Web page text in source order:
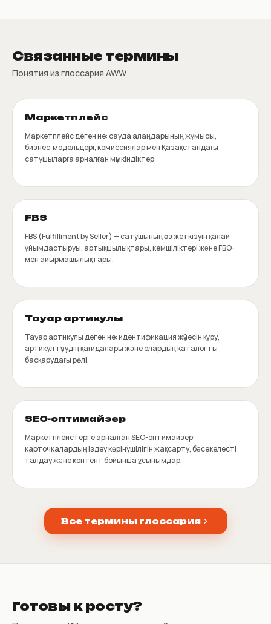
Связанные термины
Понятия из глоссария AWW
Маркетплейс
Маркетплейс деген не: сауда алаңдарының жұмысы,
бизнес‑модельдері, комиссиялар мен Қазақстандағы
сатушыларға арналған мүмкіндіктер.
FBS
FBS (Fulfillment by Seller) — сатушының өз жеткізуін қалай
ұйымдастыруы, артықшылықтары, кемшіліктері және FBO-
мен айырмашылықтары.
Тауар артикулы
Тауар артикулы деген не: идентификация жүйесін құру,
артикул түзудің қағидалары және олардың каталогты
басқарудағы рөлі.
SEO-оптимайзер
Маркетплейстерге арналған SEO-оптимайзер:
карточкалардың іздеу көрінушілігін жақсарту, бәсекелесті
талдау және контент бойынша ұсынымдар.
Все термины глоссария
Готовы к росту?